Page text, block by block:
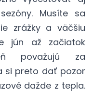
Musíte sa
zrážky a väčšiu
jún až začiatok
považujú za
si preto dať pozor
dažde z tepla.